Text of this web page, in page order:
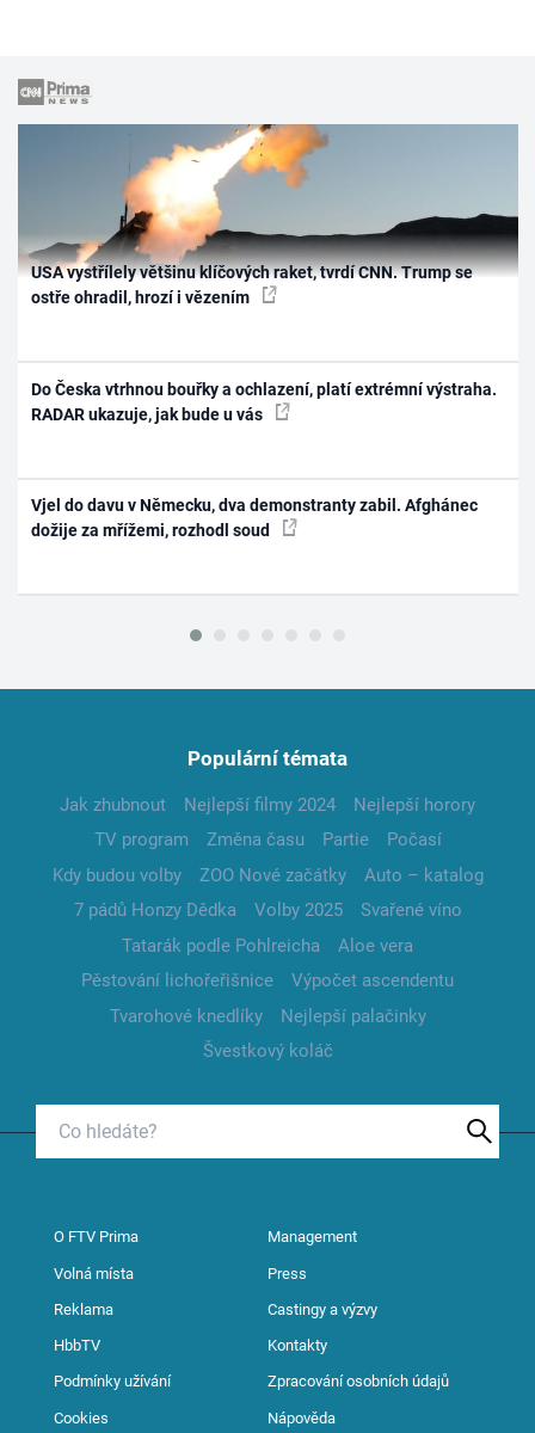
USA vystřílely většinu klíčových raket, tvrdí CNN. Trump se
ostře ohradil, hrozí i vězením
Do Česka vtrhnou bouřky a ochlazení, platí extrémní výstraha.
RADAR ukazuje, jak bude u vás
Vjel do davu v Německu, dva demonstranty zabil. Afghánec
dožije za mřížemi, rozhodl soud
Populární témata
Jak zhubnout Nejlepší filmy 2024
Nejlepší horory
TV program
Změna času Partie
Počasí
Kdy budou volby
ZOO Nové začátky
Auto – katalog
7 pádů Honzy Dědka
Volby 2025
Svařené víno
Tatarák podle Pohlreicha
Aloe vera
Pěstování lichořeřišnice
Výpočet ascendentu
Tvarohové knedlíky
Nejlepší palačinky
Švestkový koláč
O FTV Prima Management
Volná místa Press
Reklama Castingy a výzvy
HbbTV Kontakty
Podmínky užívání Zpracování osobních údajů
Cookies Nápověda